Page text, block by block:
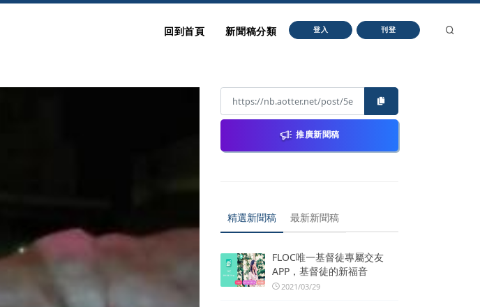
回到首頁 新聞稿分類 登入 刊登
推廣新聞稿
精選新聞稿 最新新聞稿
FLOC唯一基督徒專屬交友
APP，基督徒的新福音
2021/03/29